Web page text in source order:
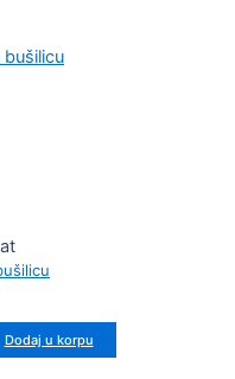
Dodaj u korpu